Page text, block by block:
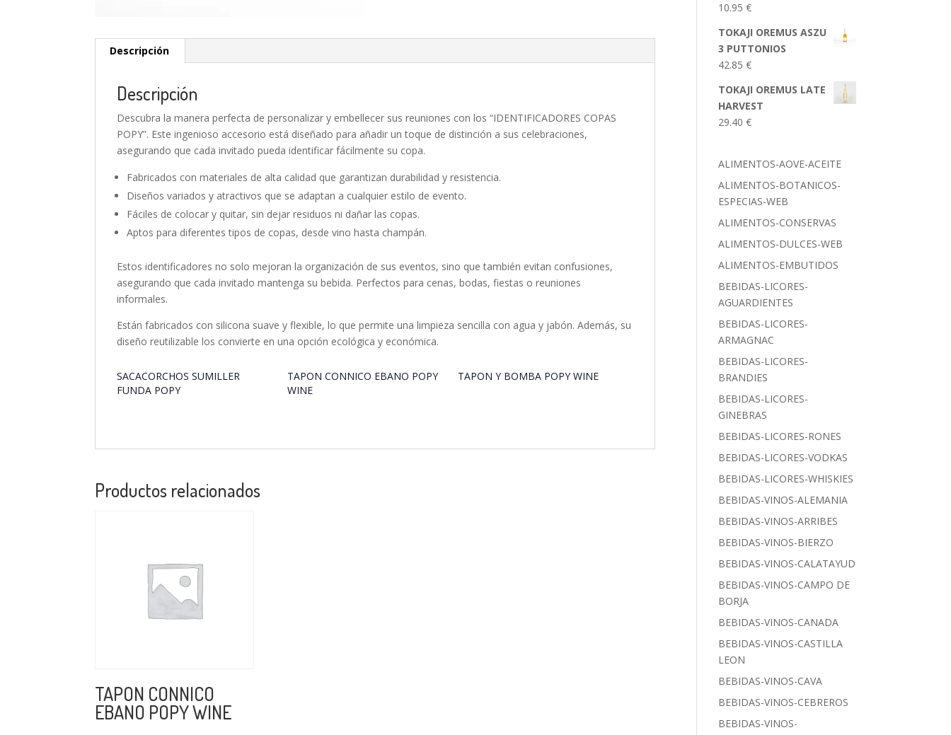
Descripción
Descripción
Descubra la manera perfecta de personalizar y embellecer sus reuniones con los “IDENTIFICADORES COPAS
POPY”. Este ingenioso accesorio está diseñado para añadir un toque de distinción a sus celebraciones,
asegurando que cada invitado pueda identificar fácilmente su copa.
Fabricados con materiales de alta calidad que garantizan durabilidad y resistencia.
Diseños variados y atractivos que se adaptan a cualquier estilo de evento.
Fáciles de colocar y quitar, sin dejar residuos ni dañar las copas.
Aptos para diferentes tipos de copas, desde vino hasta champán.
Estos identificadores no solo mejoran la organización de sus eventos, sino que también evitan confusiones,
asegurando que cada invitado mantenga su bebida. Perfectos para cenas, bodas, fiestas o reuniones
informales.
Están fabricados con silicona suave y flexible, lo que permite una limpieza sencilla con agua y jabón. Además, su
diseño reutilizable los convierte en una opción ecológica y económica.
SACACORCHOS SUMILLER
FUNDA POPY
TAPON CONNICO EBANO POPY
WINE
TAPON Y BOMBA POPY WINE
Productos relacionados
TAPON CONNICO
EBANO POPY WINE
10.95€
TOKAJI OREMUS ASZU
3 PUTTONIOS
42.85€
TOKAJI OREMUS LATE
HARVEST
29.40€
ALIMENTOS-AOVE-ACEITE
ALIMENTOS-BOTANICOS-
ESPECIAS-WEB
ALIMENTOS-CONSERVAS
ALIMENTOS-DULCES-WEB
ALIMENTOS-EMBUTIDOS
BEBIDAS-LICORES-
AGUARDIENTES
BEBIDAS-LICORES-
ARMAGNAC
BEBIDAS-LICORES-
BRANDIES
BEBIDAS-LICORES-
GINEBRAS
BEBIDAS-LICORES-RONES
BEBIDAS-LICORES-VODKAS
BEBIDAS-LICORES-WHISKIES
BEBIDAS-VINOS-ALEMANIA
BEBIDAS-VINOS-ARRIBES
BEBIDAS-VINOS-BIERZO
BEBIDAS-VINOS-CALATAYUD
BEBIDAS-VINOS-CAMPO DE
BORJA
BEBIDAS-VINOS-CANADA
BEBIDAS-VINOS-CASTILLA
LEON
BEBIDAS-VINOS-CAVA
BEBIDAS-VINOS-CEBREROS
BEBIDAS-VINOS-